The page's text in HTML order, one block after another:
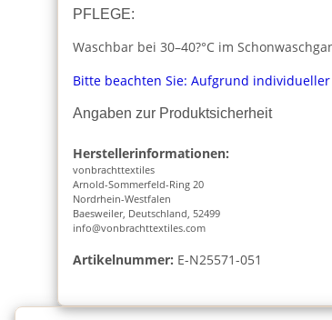
PFLEGE:
Waschbar bei 30–40?°C im
Bitte beachten Sie: Aufgrund
Angaben zur Produktsicherheit
Herstellerinformationen:
vonbrachttextiles
Arnold-Sommerfeld-Ring 20
Nordrhein-Westfalen
Baesweiler, Deutschland, 52499
info@vonbrachttextiles.com
Artikelnummer: E-N25571-051